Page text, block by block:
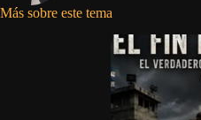
Más sobre este tema